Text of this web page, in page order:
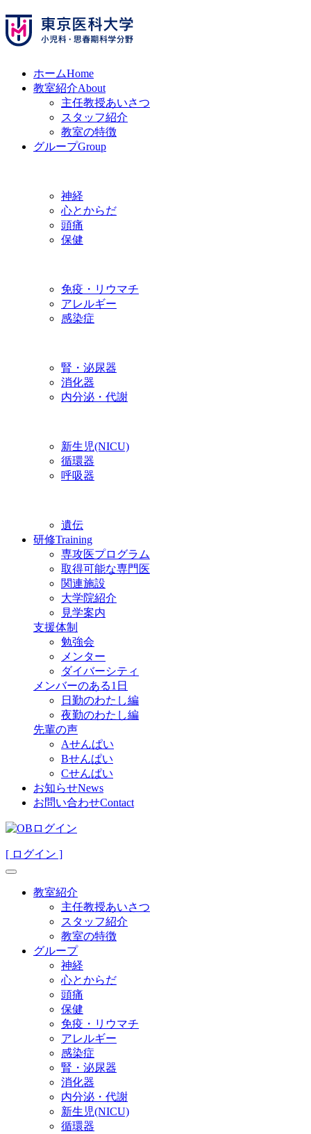
ホームHome
教室紹介About
主任教授あいさつ
スタッフ紹介
教室の特徴
グループGroup
神経
心とからだ
頭痛
保健
免疫・リウマチ
アレルギー
感染症
腎・泌尿器
消化器
内分泌・代謝
新生児(NICU)
循環器
呼吸器
遺伝
研修Training
専攻医プログラム
取得可能な専門医
関連施設
大学院紹介
見学案内
支援体制
勉強会
メンター
ダイバーシティ
メンバーのある1日
日勤のわたし編
夜勤のわたし編
先輩の声
Aせんぱい
Bせんぱい
Cせんぱい
お知らせNews
お問い合わせContact
[ ログイン ]
教室紹介
主任教授あいさつ
スタッフ紹介
教室の特徴
グループ
神経
心とからだ
頭痛
保健
免疫・リウマチ
アレルギー
感染症
腎・泌尿器
消化器
内分泌・代謝
新生児(NICU)
循環器